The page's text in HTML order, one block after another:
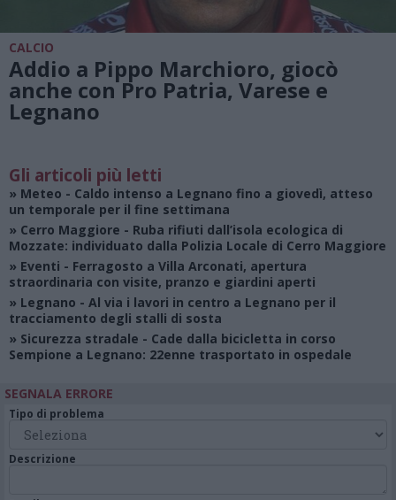
CALCIO
Addio a Pippo Marchioro, giocò
anche con Pro Patria, Varese e
Legnano
Gli articoli più letti
» Meteo - Caldo intenso a Legnano fino a giovedì, atteso
un temporale per il fine settimana
» Cerro Maggiore - Ruba rifiuti dall’isola ecologica di
Mozzate: individuato dalla Polizia Locale di Cerro Maggiore
» Eventi - Ferragosto a Villa Arconati, apertura
straordinaria con visite, pranzo e giardini aperti
» Legnano - Al via i lavori in centro a Legnano per il
tracciamento degli stalli di sosta
» Sicurezza stradale - Cade dalla bicicletta in corso
Sempione a Legnano: 22enne trasportato in ospedale
SEGNALA ERRORE
Tipo di problema
Descrizione